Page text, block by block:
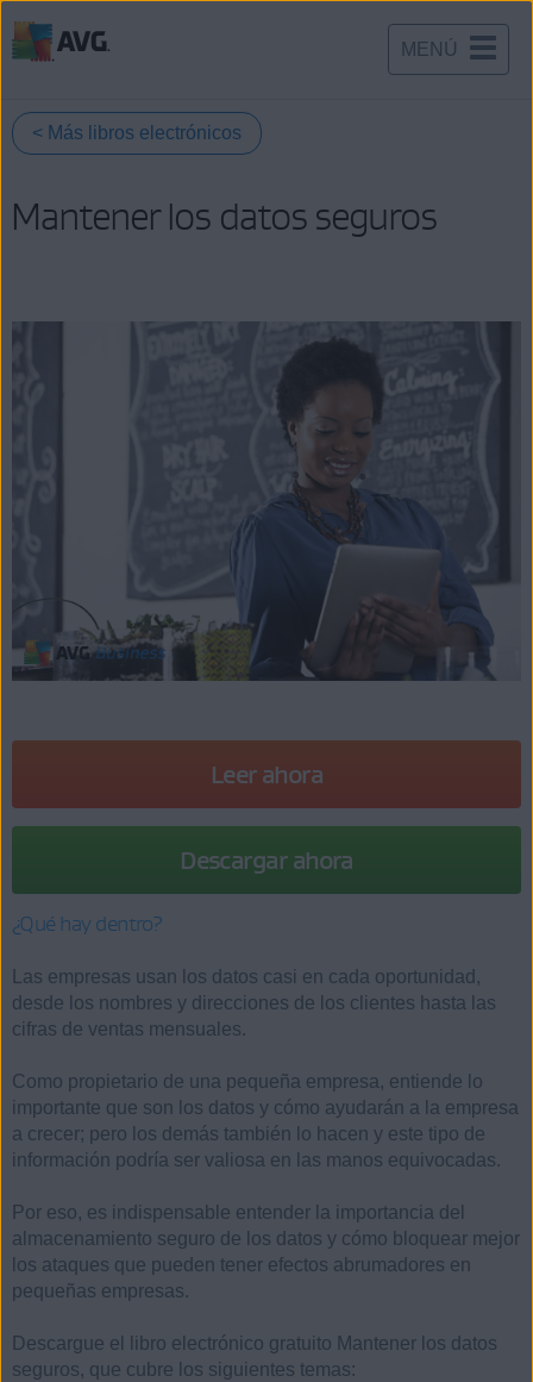
MENÚ
contenido
< Más libros electrónicos
Mantener los datos seguros
Leer ahora
Descargar ahora
¿Qué hay dentro?
Las empresas usan los datos casi en cada oportunidad,
desde los nombres y direcciones de los clientes hasta las
cifras de ventas mensuales.
Como propietario de una pequeña empresa, entiende lo
importante que son los datos y cómo ayudarán a la empresa
a crecer; pero los demás también lo hacen y este tipo de
información podría ser valiosa en las manos equivocadas.
Por eso, es indispensable entender la importancia del
almacenamiento seguro de los datos y cómo bloquear mejor
los ataques que pueden tener efectos abrumadores en
pequeñas empresas.
Descargue el libro electrónico gratuito Mantener los datos
seguros, que cubre los siguientes temas: